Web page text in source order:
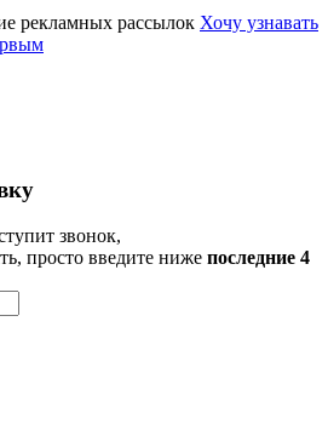
рекламных рассылок Хочу узнавать
звонок,
просто введите ниже последние 4